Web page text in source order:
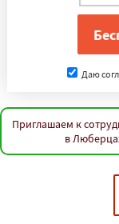
Даю
Приглашаем к
в